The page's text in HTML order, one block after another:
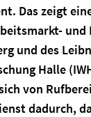
Das zeigt
und
und des
Halle
von
dadurch,